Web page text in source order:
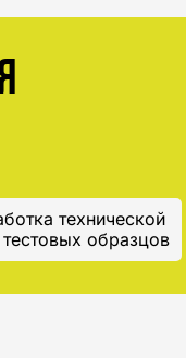
технической
образцов